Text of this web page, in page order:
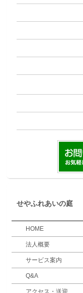
せやふれあいの庭
HOME
法人概要
サービス案内
Q&A